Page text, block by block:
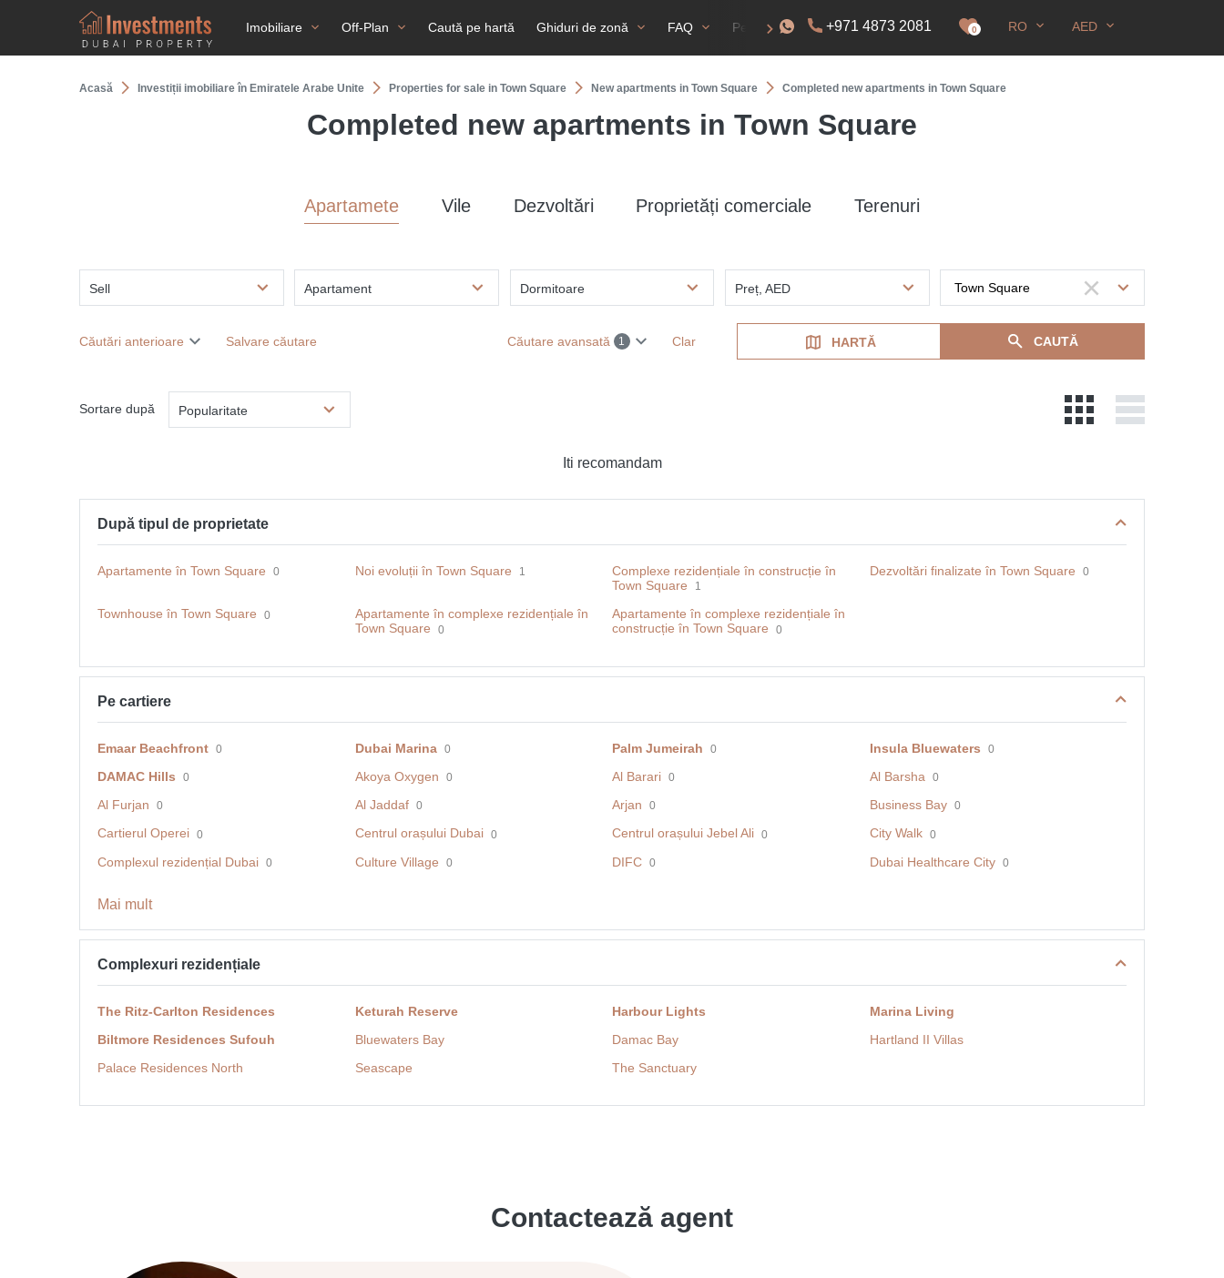
Imobiliare Off-Plan Caută pe hartă Ghiduri de zonă FAQ Permis de rezidență+971 4873 2081 0 RO AED
Acasă Investiții imobiliare în Emiratele Arabe Unite Properties for sale in Town Square New apartments in Town Square Сompleted new apartments in Town Square
Сompleted new apartments in Town Square
Apartamete Vile Dezvoltări Proprietăți comerciale Terenuri
Sell Apartament Dormitoare Preț, AED
Căutări anterioare Salvare căutare Căutare avansată 1 Clar HARTĂ CAUTĂ
Sortare după Popularitate
Iti recomandam
După tipul de proprietate
Apartamente în Town Square 0 Noi evoluții în Town Square 1
Complexe rezidențiale în construcție în
Town Square
1
Dezvoltări finalizate în Town Square 0
Townhouse în Town Square 0
Apartamente în complexe rezidențiale în
Town Square
0
Apartamente în complexe rezidențiale în
construcție în Town Square
0
Pe cartiere
Emaar Beachfront 0 Dubai Marina 0 Palm Jumeirah 0 Insula Bluewaters 0
DAMAC Hills 0 Akoya Oxygen 0 Al Barari 0 Al Barsha 0
Al Furjan 0 Al Jaddaf 0 Arjan 0 Business Bay 0
Cartierul Operei 0 Centrul orașului Dubai 0 Centrul orașului Jebel Ali 0 City Walk 0
Complexul rezidențial Dubai 0 Culture Village 0 DIFC 0 Dubai Healthcare City 0
Mai mult
Complexuri rezidențiale
The Ritz-Carlton Residences Keturah Reserve Harbour Lights
Marina Living
Biltmore Residences Sufouh
Bluewaters Bay Damac Bay
Hartland II Villas
Palace Residences North
Seascape The Sanctuary
Contactează agent